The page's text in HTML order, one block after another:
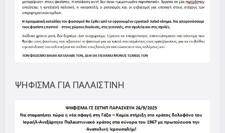
ΨΗΦΙΣΜΑ ΓΙΑ ΠΑΛΑΙΣΤΙΝΗ